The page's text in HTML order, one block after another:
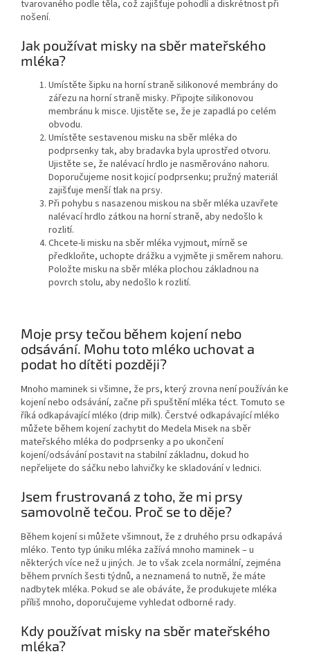
tvarovaného podle těla, což zajišťuje pohodlí a diskrétnost při
nošení.
Jak používat misky na sběr mateřského
mléka?
Umístěte šipku na horní straně silikonové membrány do
zářezu na horní straně misky. Připojte silikonovou
membránu k misce. Ujistěte se, že je zapadlá po celém
obvodu.
Umístěte sestavenou misku na sběr mléka do
podprsenky tak, aby bradavka byla uprostřed otvoru.
Ujistěte se, že nalévací hrdlo je nasměrováno nahoru.
Doporučujeme nosit kojicí podprsenku; pružný materiál
zajišťuje menší tlak na prsy.
Při pohybu s nasazenou miskou na sběr mléka uzavřete
nalévací hrdlo zátkou na horní straně, aby nedošlo k
rozlití.
Chcete-li misku na sběr mléka vyjmout, mírně se
předkloňte, uchopte drážku a vyjměte ji směrem nahoru.
Položte misku na sběr mléka plochou základnou na
povrch stolu, aby nedošlo k rozlití.
Moje prsy tečou během kojení nebo
odsávání. Mohu toto mléko uchovat a
podat ho dítěti později?
Mnoho maminek si všimne, že prs, který zrovna není používán ke
kojení nebo odsávání, začne při spuštění mléka téct. Tomuto se
říká odkapávající mléko (drip milk). Čerstvé odkapávající mléko
můžete během kojení zachytit do Medela Misek na sběr
mateřského mléka do podprsenky a po ukončení
kojení/odsávání postavit na stabilní základnu, dokud ho
nepřelijete do sáčku nebo lahvičky ke skladování v lednici.
Jsem frustrovaná z toho, že mi prsy
samovolně tečou. Proč se to děje?
Během kojení si můžete všimnout, že z druhého prsu odkapává
mléko. Tento typ úniku mléka zažívá mnoho maminek – u
některých více než u jiných. Je to však zcela normální, zejména
během prvních šesti týdnů, a neznamená to nutně, že máte
nadbytek mléka. Pokud se ale obáváte, že produkujete mléka
příliš mnoho, doporučujeme vyhledat odborné rady.
Kdy používat misky na sběr mateřského
mléka?